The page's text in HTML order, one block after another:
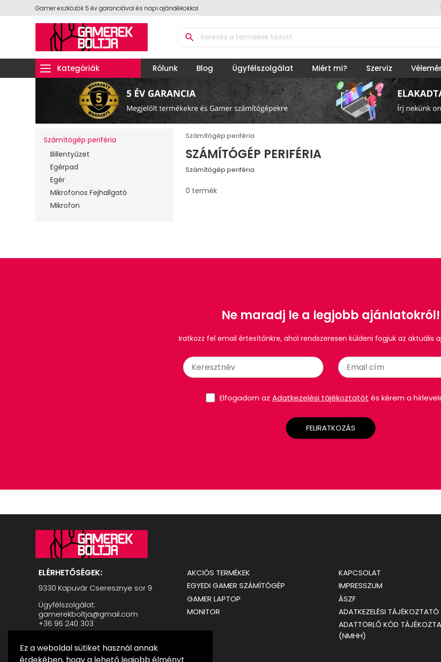
Gamer eszközök 5 év garanciával és napi ajándékokkal
Kategóriák Rólunk Blog Ügyfélszolgálat Miért mi? Szerviz
search
Számítógép periféria
Billentyűzet
Egérpad
Egér
Mikrofonos Fejhallgató
Mikrofon
Számítógép periféria
SZÁMÍTÓGÉP PERIFÉRIA
Számítógép periféria
0 termék
Ne maradj le a legjobb ajánlatokról!
Iratkozz fel email értesítőnkre, ahol rendszeresen küldeni fogjuk az aktuális
Elfogadom az Adatkezelési tájékoztatót és kérem a
FELIRATKOZÁS
ELÉRHETŐSÉGEK:
9330 Kapuvár Cseresznye sor 9
Ügyfélszolgálat:
gamerekboltja@gmail.com
+36 96 240 303
H-P: 08:00 - 17:00
Sz: 09:00 - 12:00
AKCIÓS TERMÉKEK
EGYEDI GAMER SZÁMÍTÓGÉP
GAMER LAPTOP
MONITOR
KAPCSOLAT
IMPRESSZUM
ÁSZF
ADATKEZELÉSI TÁJÉKOZTATÓ
ADATTÖRLŐ KÓD
(NMHH)
Ez a weboldal sütiket használ annak